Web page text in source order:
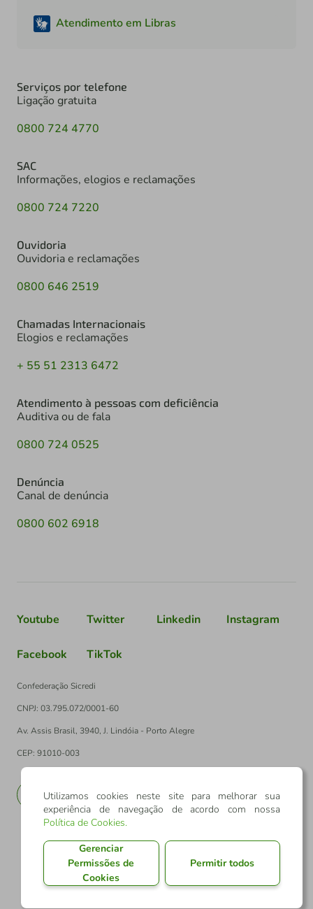
Atendimento em Libras
Serviços por telefone
Ligação gratuita
0800 724 4770
SAC
Informações, elogios e reclamações
0800 724 7220
Ouvidoria
Ouvidoria e reclamações
0800 646 2519
Chamadas Internacionais
Elogios e reclamações
+ 55 51 2313 6472
Atendimento à pessoas com deficiência
Auditiva ou de fala
0800 724 0525
Denúncia
Canal de denúncia
0800 602 6918
Youtube Twitter Linkedin Instagram
Facebook TikTok
Confederação Sicredi
CNPJ: 03.795.072/0001-60
Av. Assis Brasil, 3940, J. Lindóia - Porto Alegre
CEP: 91010-003
EN
Utilizamos cookies neste site para melhorar sua
experiência de navegação de acordo com nossa
Política de Cookies.
Gerenciar
Permissões de
Cookies
Permitir todos